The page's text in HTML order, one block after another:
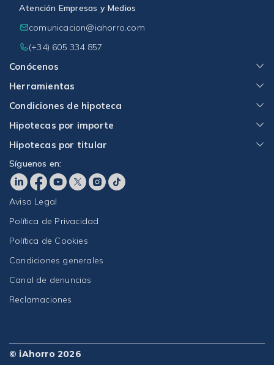
Conócenos
Herramientas
Condiciones de hipoteca
Hipotecas por importe
Hipotecas por titular
Atención Empresas y Medios
comunicacion@iahorro.com
(+34) 605 334 857
Síguenos en:
Aviso Legal
Política de Privacidad
Política de Cookies
Condiciones generales
Canal de denuncias
Reclamaciones
© iAhorro 2026